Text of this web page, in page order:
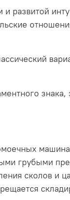
развитой
грубыми
сколов и